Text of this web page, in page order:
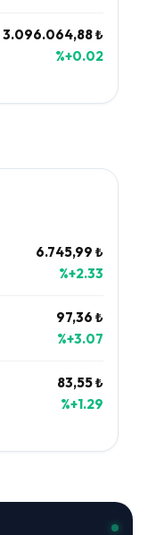
3.096.064,88 ₺
%+0.02
6.745,99 ₺
%+2.33
97,36 ₺
%+3.07
83,55 ₺
%+1.29